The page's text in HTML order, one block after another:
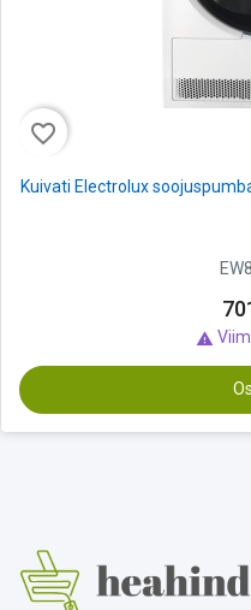
favorite_border
Kuivati Electrolux
